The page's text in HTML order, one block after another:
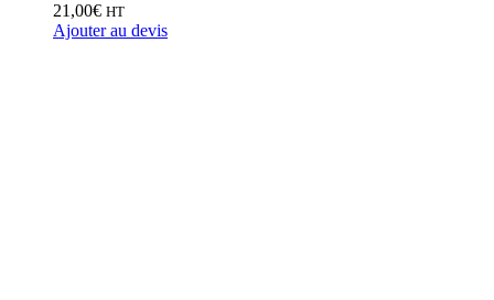
21,00€ HT
Ajouter au devis